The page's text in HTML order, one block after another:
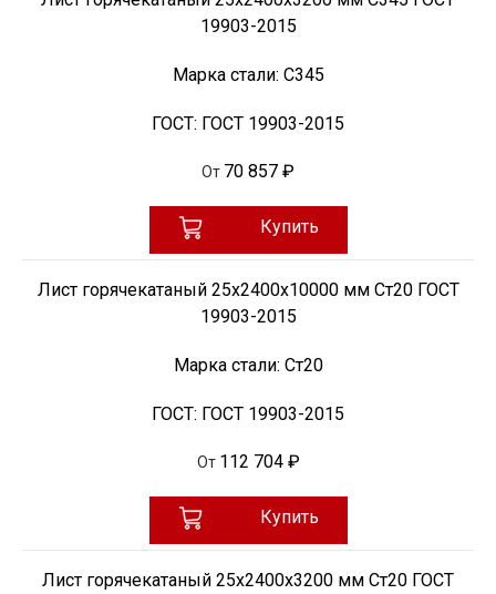
19903-2015
Марка стали: С345
ГОСТ: ГОСТ 19903-2015
От 70 857 ₽
Купить
Лист горячекатаный 25х2400х10000 мм Ст20 ГОСТ
19903-2015
Марка стали: Ст20
ГОСТ: ГОСТ 19903-2015
От 112 704 ₽
Купить
Лист горячекатаный 25х2400х3200 мм Ст20 ГОСТ